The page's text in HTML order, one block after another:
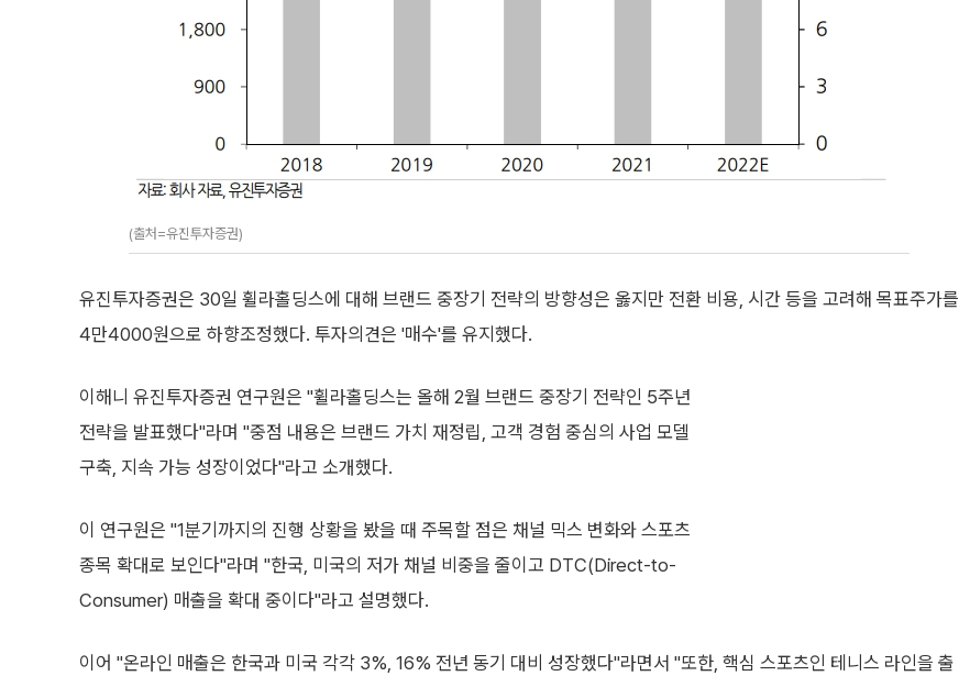
(출처=유진투자증권)
유진투자증권은 30일 휠라홀딩스에 대해 브랜드 중장기 전략의 방향성은 옳지만 전환 비용, 시간 등을 고려해 목표주가를
4만4000원으로 하향조정했다. 투자의견은 '매수'를 유지했다.
이해니 유진투자증권 연구원은 "휠라홀딩스는 올해 2월 브랜드 중장기 전략인 5주년
전략을 발표했다"라며 "중점 내용은 브랜드 가치 재정립, 고객 경험 중심의 사업 모델
구축, 지속 가능 성장이었다"라고 소개했다.
이 연구원은 "1분기까지의 진행 상황을 봤을 때 주목할 점은 채널 믹스 변화와 스포츠
종목 확대로 보인다"라며 "한국, 미국의 저가 채널 비중을 줄이고 DTC(Direct-to-
Consumer) 매출을 확대 중이다"라고 설명했다.
이어 "온라인 매출은 한국과 미국 각각 3%, 16% 전년 동기 대비 성장했다"라면서 "또한, 핵심 스포츠인 테니스 라인을 출